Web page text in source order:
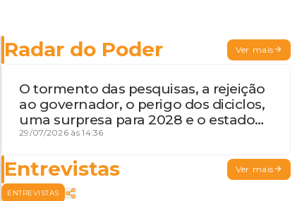
Radar do Poder Ver mais
O tormento das pesquisas, a rejeição
ao governador, o perigo dos diciclos,
uma surpresa para 2028 e o estado
de terceira guerra mundial
29/07/2026 às 14:36
Entrevistas Ver mais
ENTREVISTAS